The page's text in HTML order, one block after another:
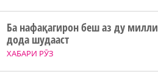
ХАБАРИ РӮЗ
Ба нафақагирон беш аз ду
дода шудааст